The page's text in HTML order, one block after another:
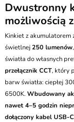
Dwustronny
możliwością
Kinkiet z akumulatorem
świetlnej250 lumenów
światła do własnych
przełącznik CCT, który
barw światła: ciepłej
6500K.Wbudowany
nawet 4–5 godzin
dołączony kabel USB-